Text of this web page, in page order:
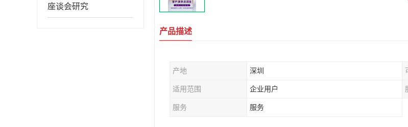
座谈会研究
产品描述
产地 深圳
适用范围 企业用户
服务 服务